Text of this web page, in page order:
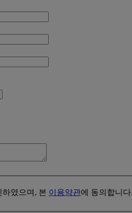
하였으며, 본 이용약관에 동의합니다.